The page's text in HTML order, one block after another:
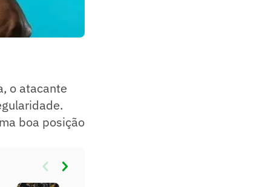
o atacante
boa posição